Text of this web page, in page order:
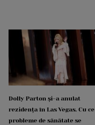
Dolly Parton și-a anulat
rezidența în Las Vegas. Cu ce
probleme de sănătate se